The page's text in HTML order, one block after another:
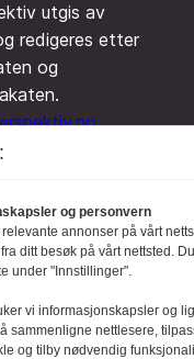
utgis av
redigeres etter
og
og personvern
relevante annonser på vårt
ditt besøk på vårt nettsted.
under "Innstillinger".
vi informasjonskapsler og
sammenligne nettlesere,
og tilby nødvendig